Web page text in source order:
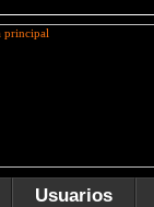
Usuarios